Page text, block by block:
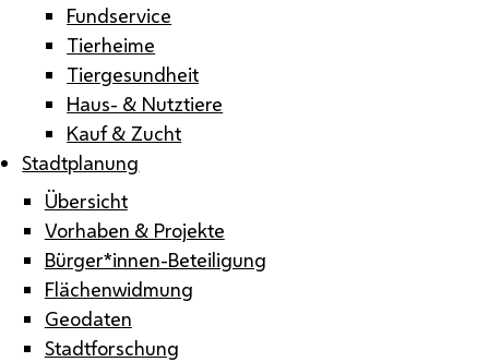
Fundservice
Tierheime
Tiergesundheit
Haus- & Nutztiere
Kauf & Zucht
Stadtplanung
Übersicht
Vorhaben & Projekte
Bürger*innen-Beteiligung
Flächenwidmung
Geodaten
Stadtforschung